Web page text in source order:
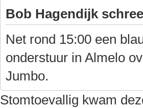
Bob Hagendijk
Net rond 15:00 een
onderstuur in Almelo
Jumbo.
Stomtoevallig kwam